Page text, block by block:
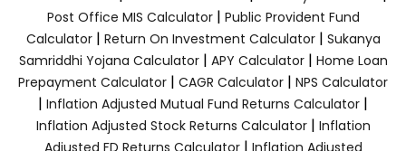
Post Office MIS Calculator| Public Provident Fund
Calculator| Return On Investment Calculator| Sukanya
Samriddhi Yojana Calculator| APY Calculator| Home Loan
Prepayment Calculator | CAGR Calculator | NPS Calculator
| Inflation Adjusted Mutual Fund Returns Calculator |
Inflation Adjusted Stock Returns Calculator| Inflation
Adjusted FD Returns Calculator| Inflation Adjusted